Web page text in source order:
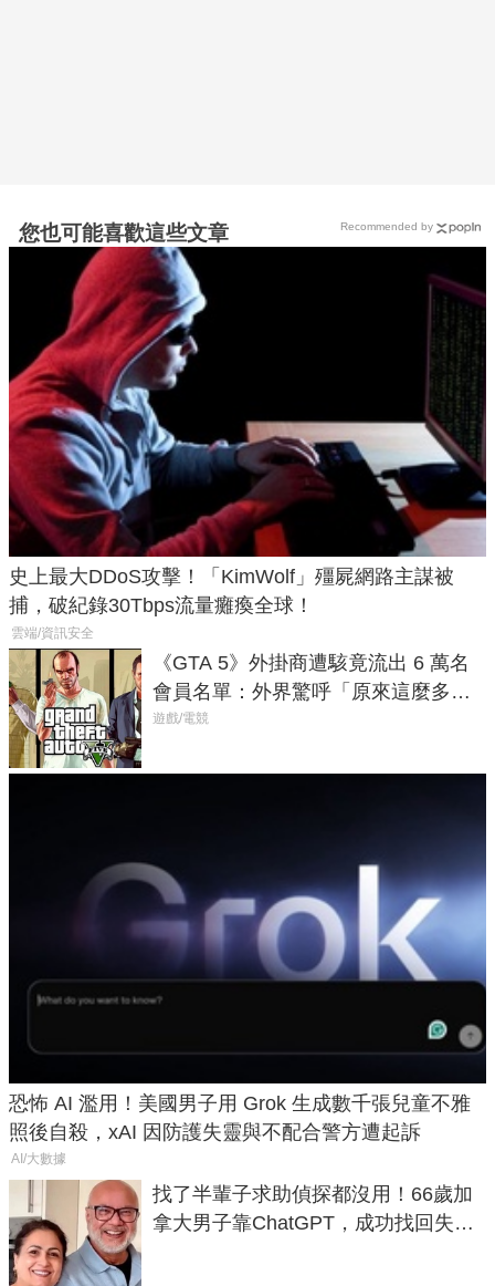
您也可能喜歡這些文章
史上最大DDoS攻擊！「KimWolf」殭屍網路主謀被
捕，破紀錄30Tbps流量癱瘓全球！
雲端/資訊安全
《GTA 5》外掛商遭駭竟流出 6 萬名
會員名單：外界驚呼「原來這麼多人
在開掛！」
遊戲/電競
恐怖 AI 濫用！美國男子用 Grok 生成數千張兒童不雅
照後自殺，xAI 因防護失靈與不配合警方遭起訴
AI/大數據
找了半輩子求助偵探都沒用！66歲加
拿大男子靠ChatGPT，成功找回失散
Recommended by